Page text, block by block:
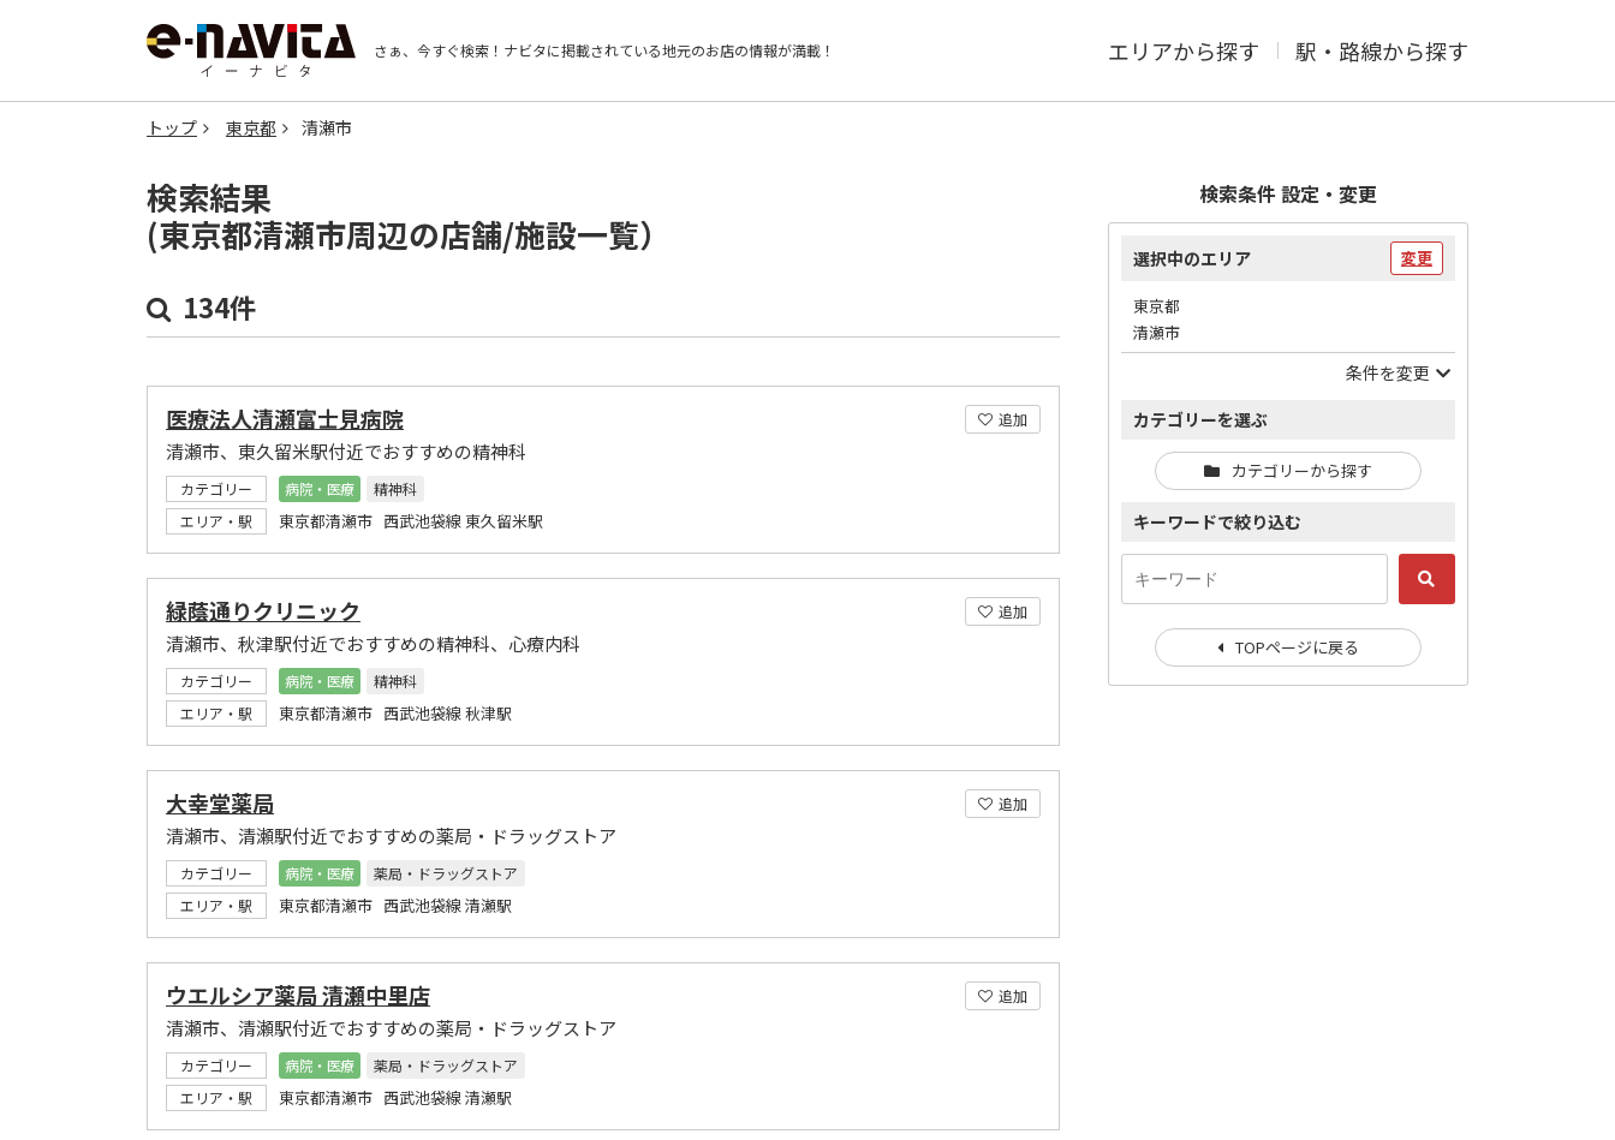
さぁ、今すぐ検索！ ナビタに掲載されている地元のお店の情報が満載！ エリアから探す 駅・路線から探す
トップ 東京都 清瀬市
検索結果
(東京都清瀬市周辺の店舗/施設一覧）
134件
追加
医療法人清瀬富士見病院
清瀬市、東久留米駅付近でおすすめの精神科
カテゴリー 病院・医療
精神科
エリア・駅
東京都清瀬市 西武池袋線 東久留米駅
追加
緑蔭通りクリニック
清瀬市、秋津駅付近でおすすめの精神科、心療内科
カテゴリー 病院・医療
精神科
エリア・駅
東京都清瀬市 西武池袋線 秋津駅
追加
大幸堂薬局
清瀬市、清瀬駅付近でおすすめの薬局・ドラッグストア
カテゴリー 病院・医療
薬局・ドラッグストア
エリア・駅
東京都清瀬市 西武池袋線 清瀬駅
追加
ウエルシア薬局 清瀬中里店
清瀬市、清瀬駅付近でおすすめの薬局・ドラッグストア
カテゴリー 病院・医療
薬局・ドラッグストア
エリア・駅
東京都清瀬市 西武池袋線 清瀬駅
検索条件 設定・変更
選択中のエリア 変更
東京都
清瀬市
条件を変更
カテゴリーを選ぶ
カテゴリーから探す
キーワードで絞り込む
TOPページに戻る